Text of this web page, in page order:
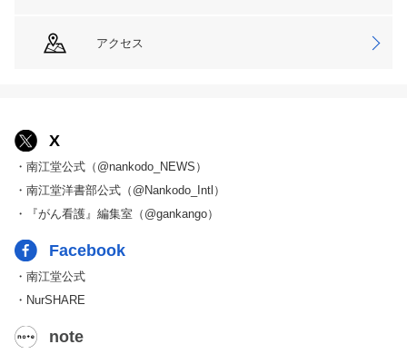
アクセス
X
・南江堂公式（@nankodo_NEWS）
・南江堂洋書部公式（@Nankodo_Intl）
・『がん看護』編集室（@gankango）
Facebook
・南江堂公式
・NurSHARE
note